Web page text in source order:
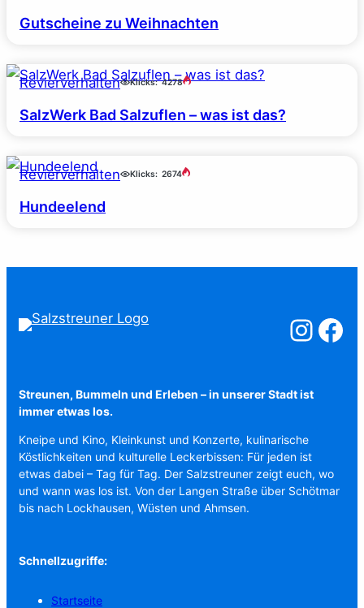
Gutscheine zu Weihnachten
Revierverhalten Klicks: 4278
SalzWerk Bad Salzuflen – was ist das?
Revierverhalten Klicks: 2674
Hundeelend
Salzstreuner
Streunen, Bummeln und Erleben – in unserer Stadt ist
immer etwas los.
Kneipe und Kino, Kleinkunst und Konzerte, kulinarische
Köstlichkeiten und kulturelle Leckerbissen: Für jeden ist
etwas dabei – Tag für Tag. Der Salzstreuner zeigt euch, wo
und wann was los ist. Von der Langen Straße über Schötmar
bis nach Lockhausen, Wüsten und Ahmsen.
Schnellzugriffe:
Startseite